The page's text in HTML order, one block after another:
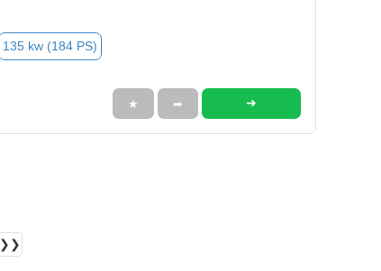
135 kw (184 PS)
★ ➦ ➜
❯❯